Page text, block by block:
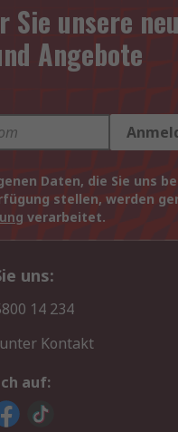
Sie unsere
Angebote
Daten, die Sie uns
stellen, werden
verarbeitet.
uns:
14 234
Kontakt
auf: